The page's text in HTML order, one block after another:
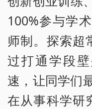
100%参与学
师制。探索超
过打通学段
速，让同学们
在从事科学研